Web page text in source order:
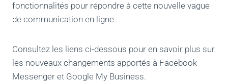
fonctionnalités pour répondre à cette nouvelle vague
de communication en ligne.
Consultez les liens ci-dessous pour en savoir plus sur
les nouveaux changements apportés à Facebook
Messenger et Google My Business.